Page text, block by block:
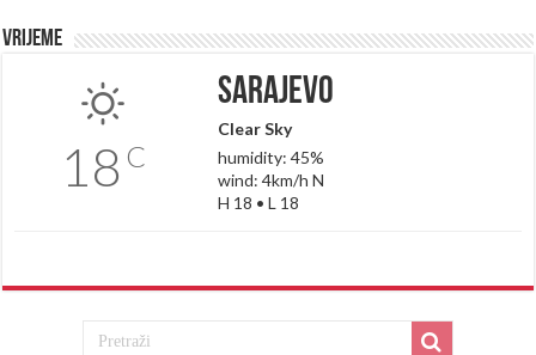
Vrijeme
18 C
Sarajevo
Clear Sky
humidity: 45%
wind: 4km/h N
H 18 • L 18